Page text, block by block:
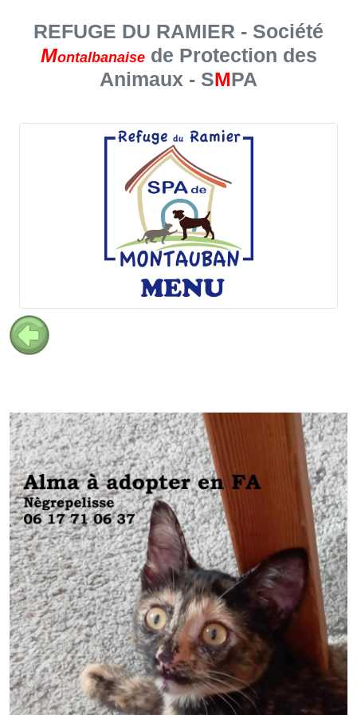
REFUGE DU RAMIER - Société
Montalbanaisede Protection des
Animaux - SMPA